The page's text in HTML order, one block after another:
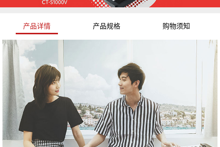
产品详情 产品规格 购物须知